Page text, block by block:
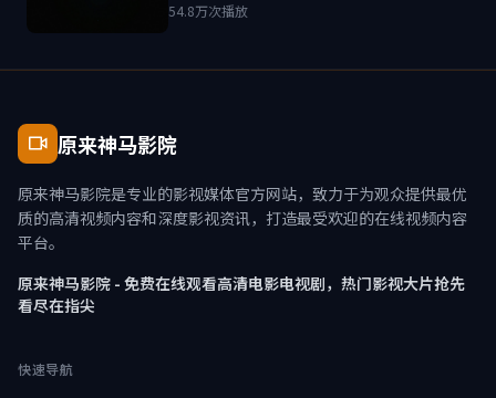
54.8万次播放
原来神马影院
原来神马影院是专业的影视媒体官方网站，致力于为观众提供最优
质的高清视频内容和深度影视资讯，打造最受欢迎的在线视频内容
平台。
原来神马影院 - 免费在线观看高清电影电视剧，热门影视大片抢先
看尽在指尖
快速导航